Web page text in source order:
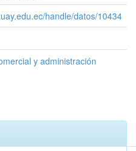
handle/datos/10434
y administración